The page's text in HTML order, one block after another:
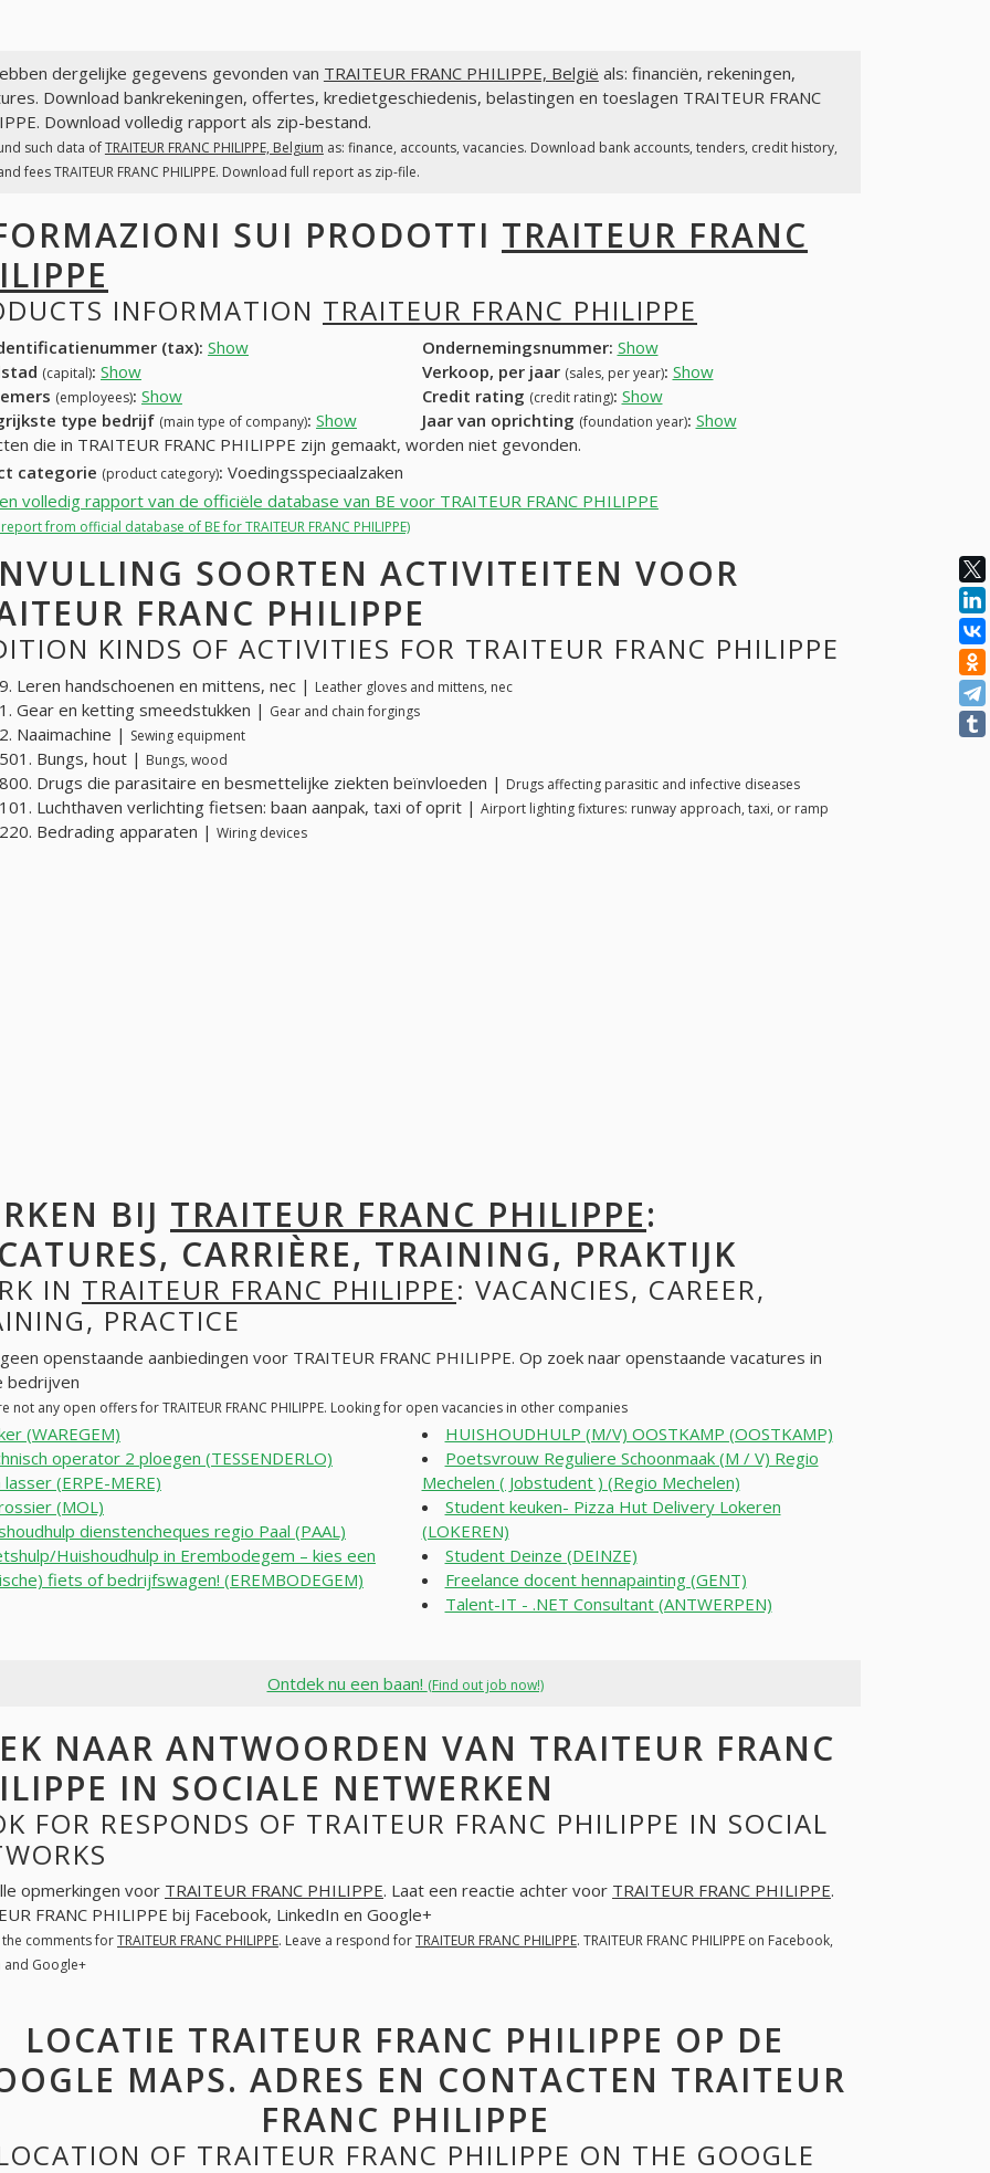
dergelijke gegevens gevonden van TRAITEUR FRANC PHILIPPE, België als: financiën, rekeningen,
Download bankrekeningen, offertes, kredietgeschiedenis, belastingen en toeslagen TRAITEUR FRANC
Download volledig rapport als zip-bestand.
such data ofTRAITEUR FRANC PHILIPPE, Belgium as: finance, accounts, vacancies. Download bank accounts, tenders, credit history,
fees TRAITEUR FRANC PHILIPPE. Download full report as zip-file.
SUI PRODOTTI TRAITEUR FRANC
INFORMATION TRAITEUR FRANC PHILIPPE
(tax): Show Ondernemingsnummer: Show
(capital): Show Verkoop, per jaar (sales, per year): Show
(employees): Show Credit rating (credit rating): Show
type bedrijf (main type of company): Show Jaar van oprichting (foundation year): Show
die in TRAITEUR FRANC PHILIPPE zijn gemaakt, worden niet gevonden.
categorie (product category): Voedingsspeciaalzaken
volledig rapport van de officiële database van BE voor TRAITEUR FRANC PHILIPPE
from official database of BE for TRAITEUR FRANC PHILIPPE)
SOORTEN ACTIVITEITEN VOOR
FRANC PHILIPPE
KINDS OF ACTIVITIES FOR TRAITEUR FRANC PHILIPPE
Leren handschoenen en mittens, nec | Leather gloves and mittens, nec
Gear en ketting smeedstukken | Gear and chain forgings
Naaimachine | Sewing equipment
Bungs, hout | Bungs, wood
Drugs die parasitaire en besmettelijke ziekten beïnvloeden | Drugs affecting parasitic and infective diseases
Luchthaven verlichting fietsen: baan aanpak, taxi of oprit | Airport lighting fixtures: runway approach, taxi, or ramp
Bedrading apparaten | Wiring devices
BIJ TRAITEUR FRANC PHILIPPE:
CARRIÈRE, TRAINING, PRAKTIJK
IN TRAITEUR FRANC PHILIPPE: VACANCIES, CAREER,
PRACTICE
openstaande aanbiedingen voor TRAITEUR FRANC PHILIPPE. Op zoek naar openstaande vacatures in
bedrijven
not any open offers for TRAITEUR FRANC PHILIPPE. Looking for open vacancies in other companies
(WAREGEM)
operator 2 ploegen (TESSENDERLO)
lasser (ERPE-MERE)
(MOL)
dienstencheques regio Paal (PAAL)
Huishoudhulp in Erembodegem – kies een
fiets of bedrijfswagen! (EREMBODEGEM)
HUISHOUDHULP (M/V) OOSTKAMP (OOSTKAMP)
Poetsvrouw Reguliere Schoonmaak (M / V) Regio
Mechelen ( Jobstudent ) (Regio Mechelen)
Student keuken- Pizza Hut Delivery Lokeren
(LOKEREN)
Student Deinze (DEINZE)
Freelance docent hennapainting (GENT)
Talent-IT - .NET Consultant (ANTWERPEN)
Ontdek nu een baan! (Find out job now!)
NAAR ANTWOORDEN VAN TRAITEUR FRANC
IN SOCIALE NETWERKEN
FOR RESPONDS OF TRAITEUR FRANC PHILIPPE IN SOCIAL
opmerkingen voor TRAITEUR FRANC PHILIPPE. Laat een reactie achter voor TRAITEUR FRANC PHILIPPE.
FRANC PHILIPPE bij Facebook, LinkedIn en Google+
the comments forTRAITEUR FRANC PHILIPPE. Leave a respond forTRAITEUR FRANC PHILIPPE. TRAITEUR FRANC PHILIPPE on Facebook,
and Google+
LOCATIE TRAITEUR FRANC PHILIPPE OP DE
MAPS. ADRES EN CONTACTEN TRAITEUR
FRANC PHILIPPE
OF TRAITEUR FRANC PHILIPPE ON THE GOOGLE